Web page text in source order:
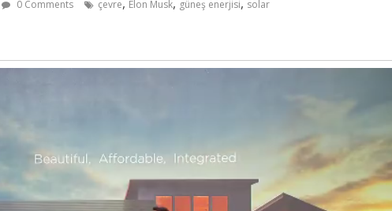
0 Comments çevre Elon Musk güneş enerjisi solar